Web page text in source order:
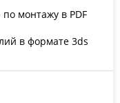
монтажу в PDF
в формате 3ds